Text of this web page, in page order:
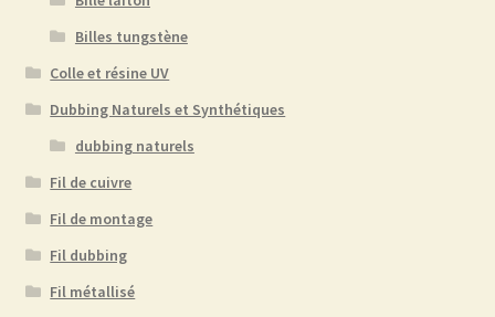
Billes tungstène
Colle et résine UV
Dubbing Naturels et Synthétiques
dubbing naturels
Fil de cuivre
Fil de montage
Fil dubbing
Fil métallisé